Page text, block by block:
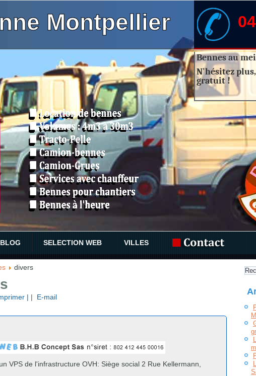
Bennes au
N'hésitez
gratuit !
Montpellier
BLOG SELECTION WEB VILLES
divers
| | E-mail
VPS de l'infrastructure OVH: Siège social 2 Rue Kellermann,